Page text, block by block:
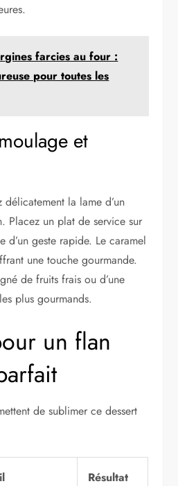
farcies au four :
pour toutes les
et
délicatement la lame d’un
Placez un plat de service sur
d’un geste rapide. Le caramel
une touche gourmande.
de fruits frais ou d’une
plus gourmands.
un flan
de sublimer ce dessert
Résultat